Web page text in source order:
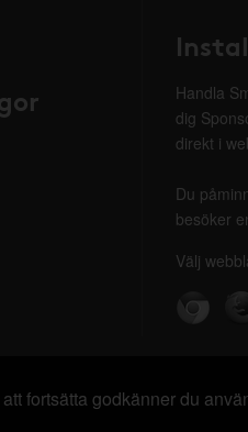
Handla
dig
direkt i
Du
besöker
Välj
fortsätta godkänner du